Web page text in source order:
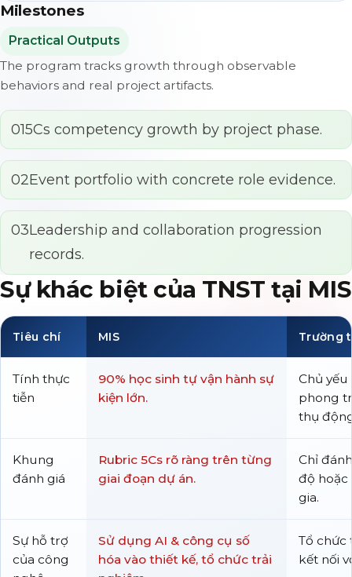
Milestones
Practical Outputs
The program tracks growth through observable
behaviors and real project artifacts.
015Cs competency growth by project phase.
02Event portfolio with concrete role evidence.
03Leadership and collaboration progression
records.
Sự khác biệt của TNST tại MIS
Tiêu chí MIS Trường
Tính thực
tiễn
90% học sinh tự vận hành sự
kiện lớn.
Chủ
phong
thụ
Khung
đánh giá
Rubric 5Cs rõ ràng trên từng
giai đoạn dự án.
Chỉ
độ
gia.
Sự hỗ trợ
của công
Sử dụng AI & công cụ số
hóa vào thiết kế, tổ chức trải
Tổ chức
kết nối